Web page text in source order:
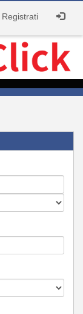
Registrati